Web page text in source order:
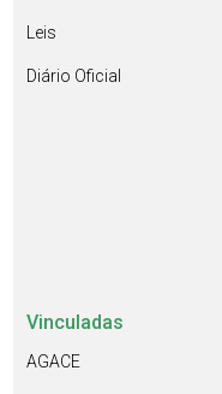
Leis
Diário Oficial
Vinculadas
AGACE